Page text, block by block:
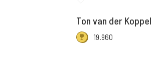
Ton van der Koppel
19.960